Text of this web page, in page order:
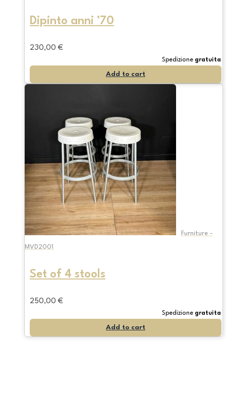
Dipinto anni ’70
230,00 €
Spedizione gratuita
Add to cart
Furniture -
MVD2001
Set of 4 stools
250,00 €
Spedizione gratuita
Add to cart